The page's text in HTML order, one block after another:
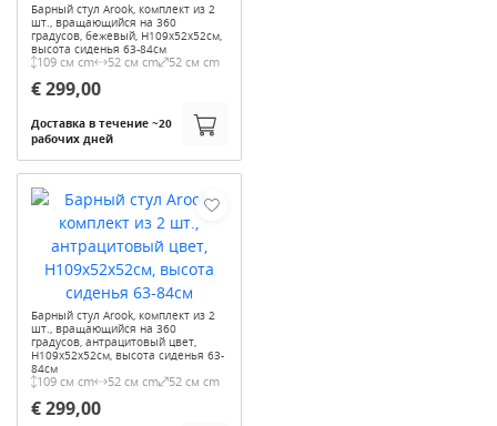
Барный стул Arook, комплект из 2
шт., вращающийся на 360
градусов, бежевый, H109x52x52см,
высота сиденья 63-84см
109 см cm 52 см cm 52 см cm
€ 299,00
Доставка в течение ~20
рабочих дней
Барный стул Arook, комплект из 2
шт., вращающийся на 360
градусов, антрацитовый цвет,
H109x52x52см, высота сиденья 63-
84см
109 см cm 52 см cm 52 см cm
€ 299,00